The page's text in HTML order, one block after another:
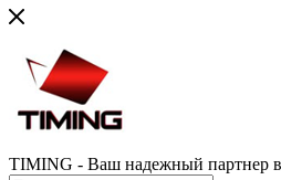
TIMING - Ваш надежный партнер